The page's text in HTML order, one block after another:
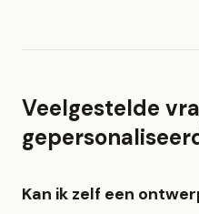
Veelgestelde
Kan ik zelf een